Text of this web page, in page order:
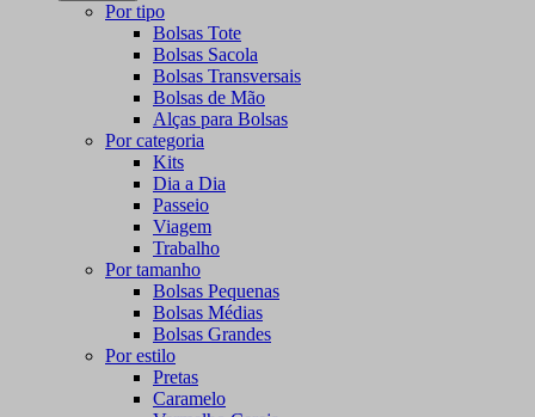
Por tipo
Bolsas Tote
Bolsas Sacola
Bolsas Transversais
Bolsas de Mão
Alças para Bolsas
Por categoria
Kits
Dia a Dia
Passeio
Viagem
Trabalho
Por tamanho
Bolsas Pequenas
Bolsas Médias
Bolsas Grandes
Por estilo
Pretas
Caramelo